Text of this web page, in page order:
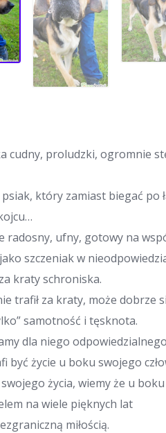
cudny, proludzki, ogromnie
który zamiast biegać po
radosny, ufny, gotowy na
szczeniak w
kraty schroniska.
trafił za kraty, może dobrze
samotność i tęsknota.
dla niego
życie u boku swojego
życia, wiemy że u
na wiele pięknych lat
miłością.